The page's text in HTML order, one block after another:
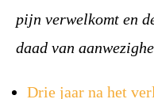
pijn verwelkomt en
daad van
Drie jaar na het